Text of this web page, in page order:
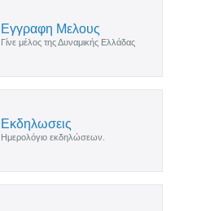
Εγγραφη Μελους
Γίνε μέλος της Δυναμικής Ελλάδας
Εκδηλωσεις
Ημερολόγιο εκδηλώσεων.